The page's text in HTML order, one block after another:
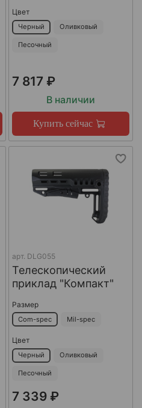
Цвет
Черный Оливковый
Песочный
7 817 ₽
В наличии
Купить сейчас
арт. DLG055
Телескопический
приклад "Компакт"
Размер
Com-spec Mil-spec
Цвет
Черный Оливковый
Песочный
7 339 ₽